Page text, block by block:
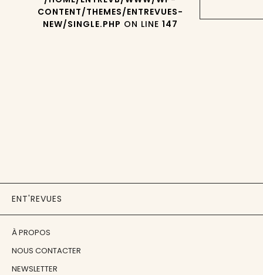
CONTENT/THEMES/ENTREVUES-
NEW/SINGLE.PHP ON LINE 147
ENT'REVUES
À PROPOS
NOUS CONTACTER
NEWSLETTER